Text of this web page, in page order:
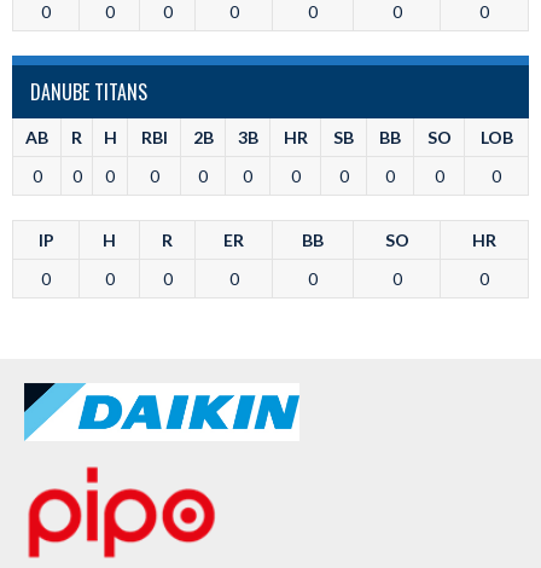
0
0 0 0 0 0 0
DANUBE TITANS
AB R H RBI 2B 3B HR SB BB SO
LOB
0
0 0 0 0 0 0 0 0 0 0
IP H R ER BB SO
HR
0
0 0 0 0 0 0